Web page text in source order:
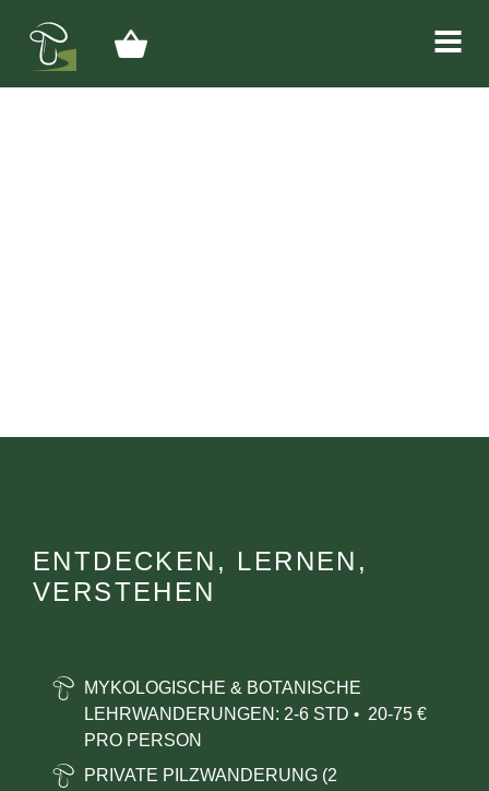
ENTDECKEN, LERNEN,
VERSTEHEN
MYKOLOGISCHE & BOTANISCHE
LEHRWANDERUNGEN: 2-6 STD• 20-75 €
PRO PERSON
PRIVATE PILZWANDERUNG (2